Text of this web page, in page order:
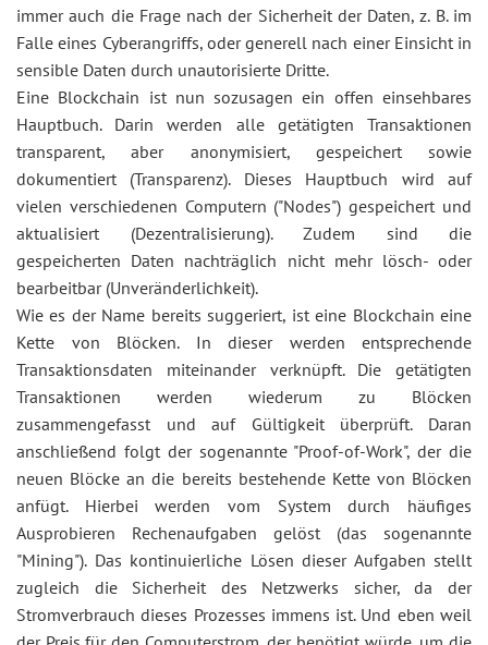
immer auch die Frage nach der Sicherheit der Daten, z. B. im
Falle eines Cyberangriffs, oder generell nach einer Einsicht in
sensible Daten durch unautorisierte Dritte.
Eine Blockchain ist nun sozusagen ein offen einsehbares
Hauptbuch. Darin werden alle getätigten Transaktionen
transparent, aber anonymisiert, gespeichert sowie
dokumentiert (Transparenz). Dieses Hauptbuch wird auf
vielen verschiedenen Computern ("Nodes") gespeichert und
aktualisiert (Dezentralisierung). Zudem sind die
gespeicherten Daten nachträglich nicht mehr lösch- oder
bearbeitbar (Unveränderlichkeit).
Wie es der Name bereits suggeriert, ist eine Blockchain eine
Kette von Blöcken. In dieser werden entsprechende
Transaktionsdaten miteinander verknüpft. Die getätigten
Transaktionen werden wiederum zu Blöcken
zusammengefasst und auf Gültigkeit überprüft. Daran
anschließend folgt der sogenannte "Proof-of-Work", der die
neuen Blöcke an die bereits bestehende Kette von Blöcken
anfügt. Hierbei werden vom System durch häufiges
Ausprobieren Rechenaufgaben gelöst (das sogenannte
"Mining"). Das kontinuierliche Lösen dieser Aufgaben stellt
zugleich die Sicherheit des Netzwerks sicher, da der
Stromverbrauch dieses Prozesses immens ist. Und eben weil